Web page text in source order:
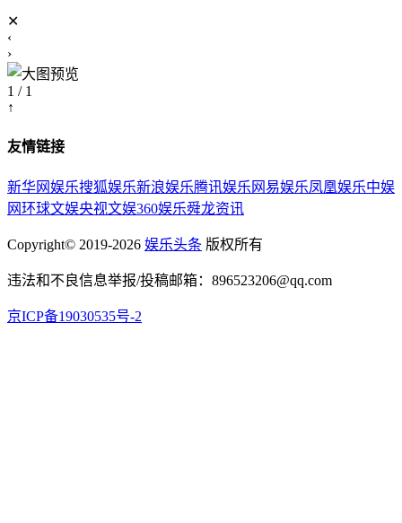
✕
‹
›
1 / 1
↑
友情链接
新华网娱乐搜狐娱乐新浪娱乐腾讯娱乐 网易娱乐凤凰娱乐中娱
网环球文娱央视文娱360娱乐舜龙资讯
Copyright© 2019-2026 娱乐头条 版权所有
违法和不良信息举报/投稿邮箱：896523206@qq.com
京ICP备19030535号-2